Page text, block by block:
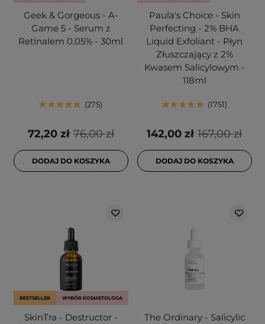
Geek & Gorgeous - A-
Game 5 - Serum z
Retinalem 0,05% - 30ml
275
76,00 zł
72,20 zł
DODAJ DO KOSZYKA
Paula's Choice - Skin
Perfecting - 2% BHA
Liquid Exfoliant - Płyn
Złuszczający z 2%
Kwasem Salicylowym -
118ml
1751
167,00 zł
142,00 zł
DODAJ DO KOSZYKA
BESTSELLER WYBÓR KOSMETOLOGA
SkinTra - Destructor -
The Ordinary - Salicylic